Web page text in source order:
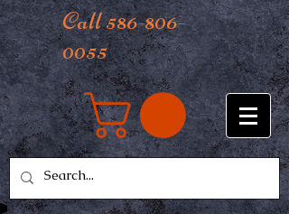
Call 586-806-
0055